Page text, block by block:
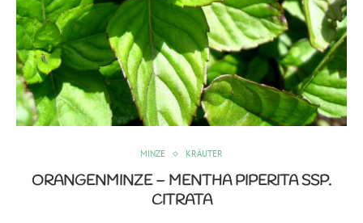
MINZE KRÄUTER
ORANGENMINZE – MENTHA PIPERITA SSP.
CITRATA